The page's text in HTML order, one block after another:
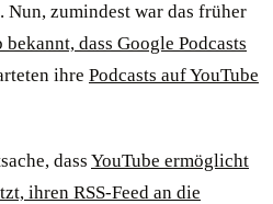
Nun, zumindest war das früher
bekannt, dass Google Podcasts
ihre Podcasts auf YouTube
dass YouTube ermöglicht
ihren RSS-Feed an die